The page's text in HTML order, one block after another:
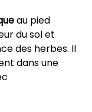
au pied
du sol et
des herbes. Il
dans une